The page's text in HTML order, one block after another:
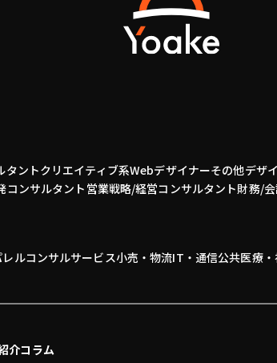
タントクリエイティブ系Webデザイナーその他デザ
コンサルタント 営業戦略/経営コンサルタント財務/
レルコンサルサービス小売・物流IT・通信公共医療
介コラム